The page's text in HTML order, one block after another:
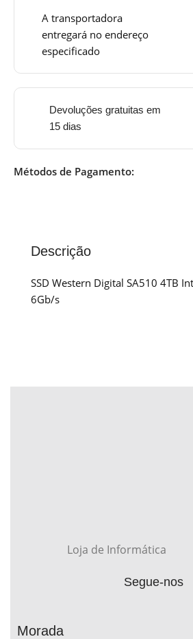
A transportadora
entregará no endereço
especificado
Devoluções gratuitas em
15 dias
Métodos de Pagamento:
Descrição
SSD Western Digital SA510 4TB
6Gb/s
Loja de Informática
Segue-nos
Morada